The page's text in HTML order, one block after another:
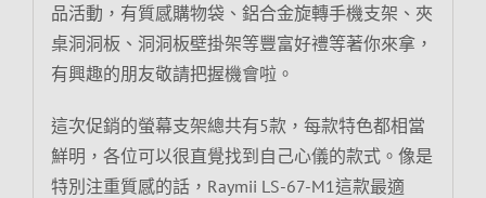
品活動，有質感購物袋、鋁合金旋轉手機支架、夾
桌洞洞板、洞洞板壁掛架等豐富好禮等著你來拿，
有興趣的朋友敬請把握機會啦。
這次促銷的螢幕支架總共有5款，每款特色都相當
鮮明，各位可以很直覺找到自己心儀的款式。像是
特別注重質感的話，Raymii LS-67-M1這款最適